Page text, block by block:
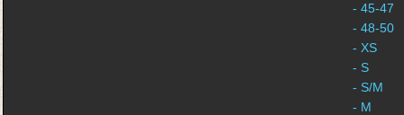
- 45-47
- 48-50
- XS
- S
- S/M
- M